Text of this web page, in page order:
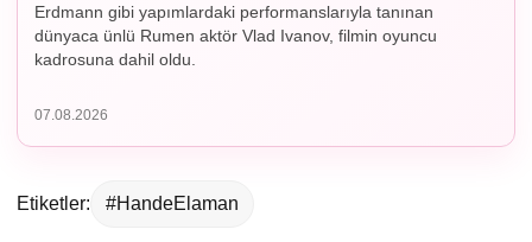
Erdmann gibi yapımlardaki performanslarıyla tanınan
dünyaca ünlü Rumen aktör Vlad Ivanov, filmin oyuncu
kadrosuna dahil oldu.
07.08.2026
Etiketler: #HandeElaman